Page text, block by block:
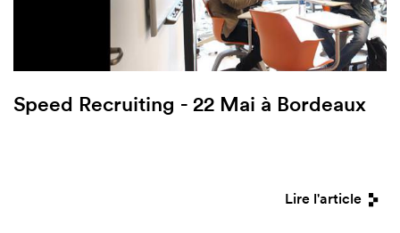
Speed Recruiting - 22 Mai à Bordeaux
Lire l'article